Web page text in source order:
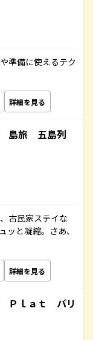
準備に使えるテク
詳細を見る
島旅 五島列
古民家ステイな
ッと凝縮。さあ、
詳細を見る
Ｐｌａｔ パリ